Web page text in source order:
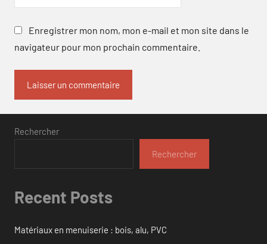
Enregistrer mon nom, mon e-mail et mon site dans le
navigateur pour mon prochain commentaire.
Rechercher
Rechercher
Recent Posts
Matériaux en menuiserie : bois, alu, PVC